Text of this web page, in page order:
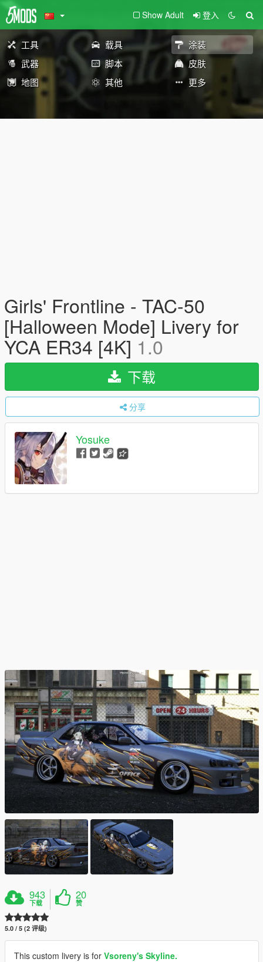
Show Adult 登入
工具 载具
涂装
武器
脚本
皮肤
地图
其他 更多
Girls' Frontline - TAC-50
[Halloween Mode] Livery for
YCA ER34 [4K] 1.0
下载
分享
Yosuke
943
下载
20
赞
5.0 / 5 (2 评级)
This custom livery is for Vsoreny's Skyline.